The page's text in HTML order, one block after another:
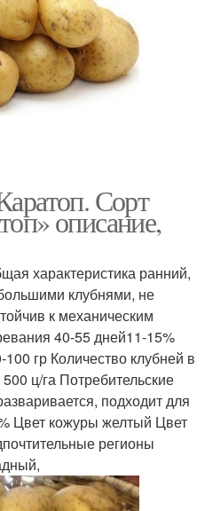
Сорт
описание,
характеристика ранний,
клубнями, не
к механическим
40-55 дней11-15%
гр Количество клубней в
ц/га Потребительские
подходит для
Цвет кожуры желтый Цвет
регионы